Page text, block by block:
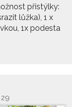
přistýlky:
lůžka), 1 x
1x podesta